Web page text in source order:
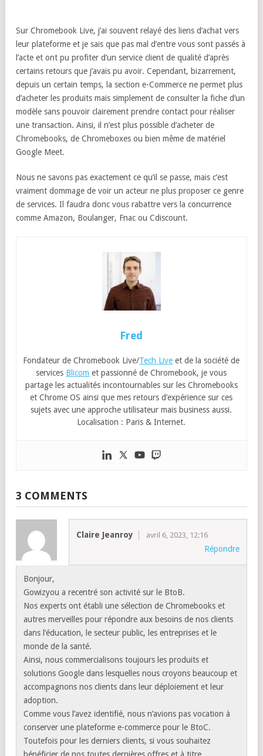
Sur Chromebook Live, j’ai souvent relayé des liens d’achat vers
leur plateforme et je sais que pas mal d’entre vous sont passés à
l’acte et ont pu profiter d’un service client de qualité d’après
certains retours que j’avais pu avoir. Cependant, bizarrement,
depuis un certain temps, la section e-Commerce ne permet plus
d’acheter les produits mais simplement de consulter la fiche d’un
modèle sans pouvoir clairement prendre contact pour réaliser
une transaction. Ainsi, il n’est plus possible d’acheter de
Chromebooks, de Chromeboxes ou bien même de matériel
Google Meet.
Nous ne savons pas exactement ce qu’il se passe, mais c’est
vraiment dommage de voir un acteur ne plus proposer ce genre
de services. Il faudra donc vous rabattre vers la concurrence
comme Amazon, Boulanger, Fnac ou Cdiscount.
Fred
Fondateur de Chromebook Live/Tech Live et de la société de
services Blicom et passionné de Chromebook, je vous
partage les actualités incontournables sur les Chromebooks
et Chrome OS ainsi que mes retours d’expérience sur ces
sujets avec une approche utilisateur mais business aussi.
Localisation : Paris & Internet.
3 COMMENTS
Claire Jeanroy avril 6, 2023, 12:16
Répondre
Bonjour,
Gowizyou a recentré son activité sur le BtoB.
Nos experts ont établi une sélection de Chromebooks et
autres merveilles pour répondre aux besoins de nos clients
dans l’éducation, le secteur public, les entreprises et le
monde de la santé.
Ainsi, nous commercialisons toujours les produits et
solutions Google dans lesquelles nous croyons beaucoup et
accompagnons nos clients dans leur déploiement et leur
adoption.
Comme vous l’avez identifié, nous n’avions pas vocation à
conserver une plateforme e-commerce pour le BtoC.
Toutefois pour les derniers clients, si vous souhaitez